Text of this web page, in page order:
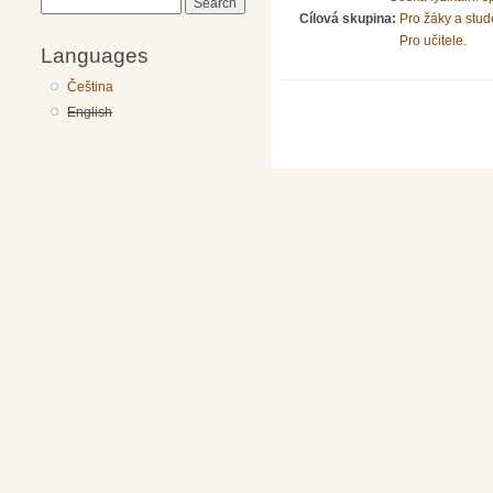
Languages
Čeština
English
Cílová skupina: Pro žáky a
Pro učitele.